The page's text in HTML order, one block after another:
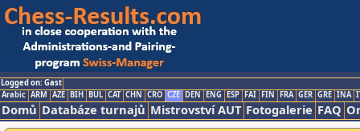
Logged on: Gast
Arabic ARM AZE BIH BUL CAT CHN CRO CZE DEN ENG ESP FAI FIN FRA GER GRE INA
Domů Databáze turnajů Mistrovství AUT Fotogalerie FAQ